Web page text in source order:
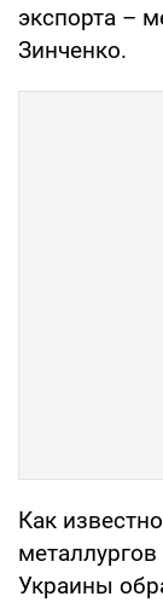
экспорта –
Зинченко.
Как
Украины